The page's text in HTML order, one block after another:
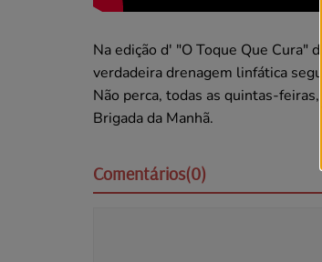
Na edição d' "O Toque Que Cura"
verdadeira drenagem linfática
Não perca, todas as quintas-
Brigada da Manhã.
Comentários(0)